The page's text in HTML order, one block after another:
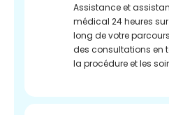
Assistance et
médical 24 heures
long de votre
des consultations en
la procédure et les